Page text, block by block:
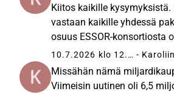
Kiitos kaikille kysymyksistä.
vastaan kaikille yhdessä
osuus ESSOR-konsortiosta
laskennallinen osuus olisi
Suomen osuus näistä
pienempi. Isommilla mailla...
10.7.2026 klo 12.06
Missähän nämä
Viimeisin uutinen oli 6,5